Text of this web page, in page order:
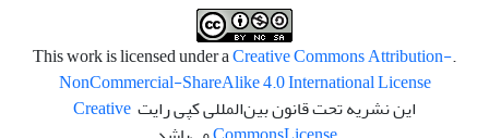
.This work is licensed under a
Creative Commons Attribution-
NonCommercial-ShareAlike 4.0 International License
این نشریه تحت قانون بین‌المللی کپی رایت Creative